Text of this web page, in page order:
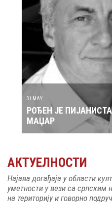
30 MAY
РОЂЕН ЈЕ
АКТУЕЛНОСТИ
Најава догађаја у области
уметности у вези са српским
на територију и говорно